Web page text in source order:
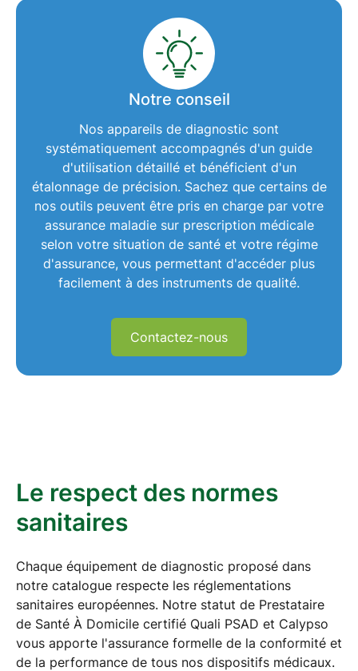
Notre conseil
Nos appareils de diagnostic sont
systématiquement accompagnés d'un guide
d'utilisation détaillé et bénéficient d'un
étalonnage de précision. Sachez que certains de
nos outils peuvent être pris en charge par votre
assurance maladiesur prescription médicale
selon votre situation de santé et votre régime
d'assurance, vous permettant d'accéder plus
facilement à des instruments de qualité.
Contactez-nous
Le respect des normes
sanitaires
Chaque équipement de diagnostic proposé dans
notre catalogue respecte les réglementations
sanitaires européennes. Notre statut de Prestataire
de Santé À Domicile certifié Quali PSAD et Calypso
vous apporte l'assurance formelle de la conformité et
de la performance de tous nos dispositifs médicaux.